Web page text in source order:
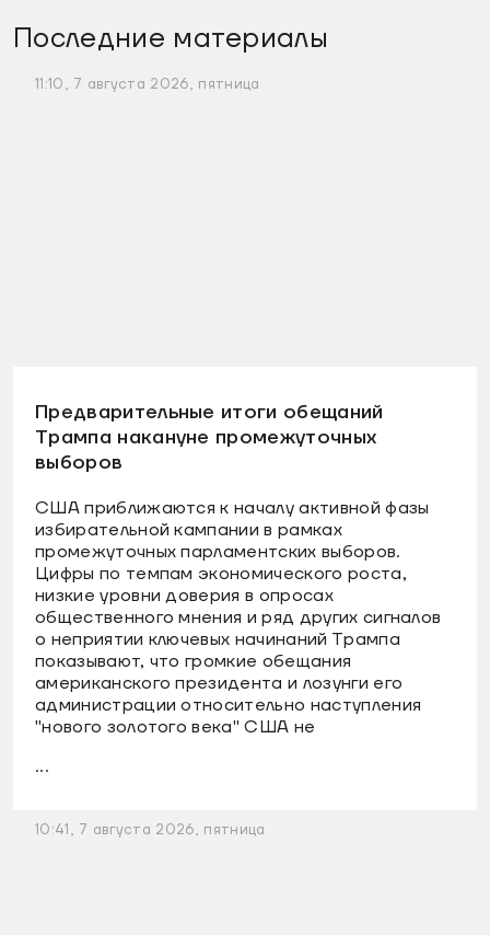
Последние материалы
11:10, 7 августа 2026, пятница
Предварительные итоги обещаний
Трампа накануне промежуточных
выборов
США приближаются к началу активной фазы
избирательной кампании в рамках
промежуточных парламентских выборов.
Цифры по темпам экономического роста,
низкие уровни доверия в опросах
общественного мнения и ряд других сигналов
о неприятии ключевых начинаний Трампа
показывают, что громкие обещания
американского президента и лозунги его
администрации относительно наступления
"нового золотого века" США не
...
10:41, 7 августа 2026, пятница